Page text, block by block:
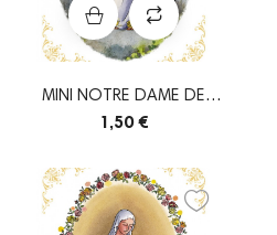
MINI NOTRE DAME DE
LOURDES
1,50 €